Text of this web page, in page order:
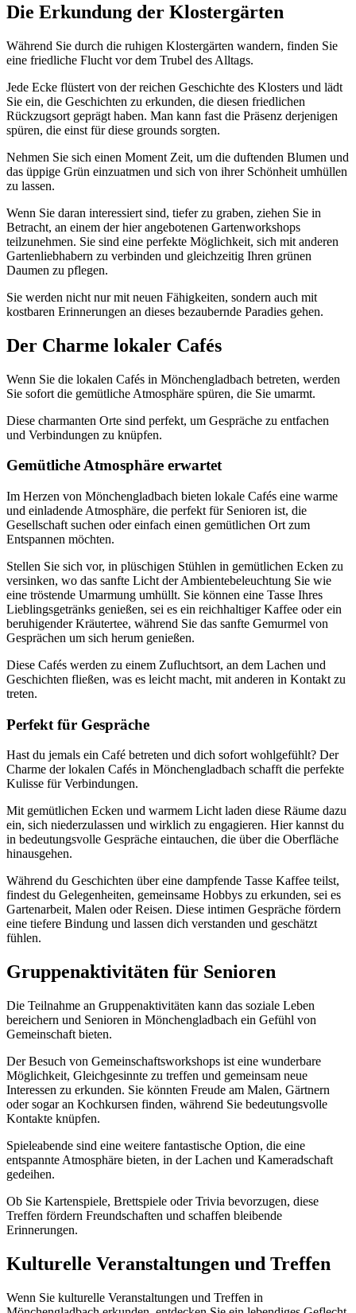
Die Erkundung der Klostergärten
Während Sie durch die ruhigen Klostergärten wandern, finden Sie
eine friedliche Flucht vor dem Trubel des Alltags.
Jede Ecke flüstert von der reichen Geschichte des Klosters und lädt
Sie ein, die Geschichten zu erkunden, die diesen friedlichen
Rückzugsort geprägt haben. Man kann fast die Präsenz derjenigen
spüren, die einst für diese grounds sorgten.
Nehmen Sie sich einen Moment Zeit, um die duftenden Blumen und
das üppige Grün einzuatmen und sich von ihrer Schönheit umhüllen
zu lassen.
Wenn Sie daran interessiert sind, tiefer zu graben, ziehen Sie in
Betracht, an einem der hier angebotenen Gartenworkshops
teilzunehmen. Sie sind eine perfekte Möglichkeit, sich mit anderen
Gartenliebhabern zu verbinden und gleichzeitig Ihren grünen
Daumen zu pflegen.
Sie werden nicht nur mit neuen Fähigkeiten, sondern auch mit
kostbaren Erinnerungen an dieses bezaubernde Paradies gehen.
Der Charme lokaler Cafés
Wenn Sie die lokalen Cafés in Mönchengladbach betreten, werden
Sie sofort die gemütliche Atmosphäre spüren, die Sie umarmt.
Diese charmanten Orte sind perfekt, um Gespräche zu entfachen
und Verbindungen zu knüpfen.
Gemütliche Atmosphäre erwartet
Im Herzen von Mönchengladbach bieten lokale Cafés eine warme
und einladende Atmosphäre, die perfekt für Senioren ist, die
Gesellschaft suchen oder einfach einen gemütlichen Ort zum
Entspannen möchten.
Stellen Sie sich vor, in plüschigen Stühlen in gemütlichen Ecken zu
versinken, wo das sanfte Licht der Ambientebeleuchtung Sie wie
eine tröstende Umarmung umhüllt. Sie können eine Tasse Ihres
Lieblingsgetränks genießen, sei es ein reichhaltiger Kaffee oder ein
beruhigender Kräutertee, während Sie das sanfte Gemurmel von
Gesprächen um sich herum genießen.
Diese Cafés werden zu einem Zufluchtsort, an dem Lachen und
Geschichten fließen, was es leicht macht, mit anderen in Kontakt zu
treten.
Perfekt für Gespräche
Hast du jemals ein Café betreten und dich sofort wohlgefühlt? Der
Charme der lokalen Cafés in Mönchengladbach schafft die perfekte
Kulisse für Verbindungen.
Mit gemütlichen Ecken und warmem Licht laden diese Räume dazu
ein, sich niederzulassen und wirklich zu engagieren. Hier kannst du
in bedeutungsvolle Gespräche eintauchen, die über die Oberfläche
hinausgehen.
Während du Geschichten über eine dampfende Tasse Kaffee teilst,
findest du Gelegenheiten, gemeinsame Hobbys zu erkunden, sei es
Gartenarbeit, Malen oder Reisen. Diese intimen Gespräche fördern
eine tiefere Bindung und lassen dich verstanden und geschätzt
fühlen.
Gruppenaktivitäten für Senioren
Die Teilnahme an Gruppenaktivitäten kann das soziale Leben
bereichern und Senioren in Mönchengladbach ein Gefühl von
Gemeinschaft bieten.
Der Besuch von Gemeinschaftsworkshops ist eine wunderbare
Möglichkeit, Gleichgesinnte zu treffen und gemeinsam neue
Interessen zu erkunden. Sie könnten Freude am Malen, Gärtnern
oder sogar an Kochkursen finden, während Sie bedeutungsvolle
Kontakte knüpfen.
Spieleabende sind eine weitere fantastische Option, die eine
entspannte Atmosphäre bieten, in der Lachen und Kameradschaft
gedeihen.
Ob Sie Kartenspiele, Brettspiele oder Trivia bevorzugen, diese
Treffen fördern Freundschaften und schaffen bleibende
Erinnerungen.
Kulturelle Veranstaltungen und Treffen
Wenn Sie kulturelle Veranstaltungen und Treffen in